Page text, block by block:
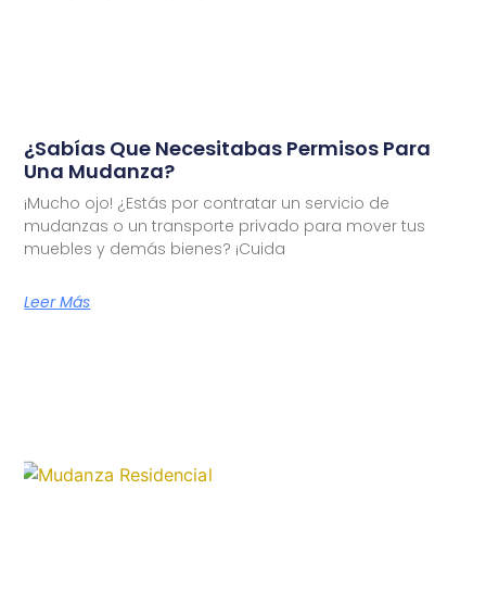
¿Sabías Que Necesitabas Permisos Para
Una Mudanza?
¡Mucho ojo! ¿Estás por contratar un servicio de
mudanzas o un transporte privado para mover tus
muebles y demás bienes? ¡Cuida
Leer Más